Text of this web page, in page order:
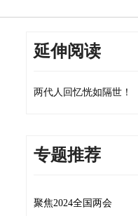
延伸阅读
两代人回忆恍如隔世！
专题推荐
聚焦2024全国两会